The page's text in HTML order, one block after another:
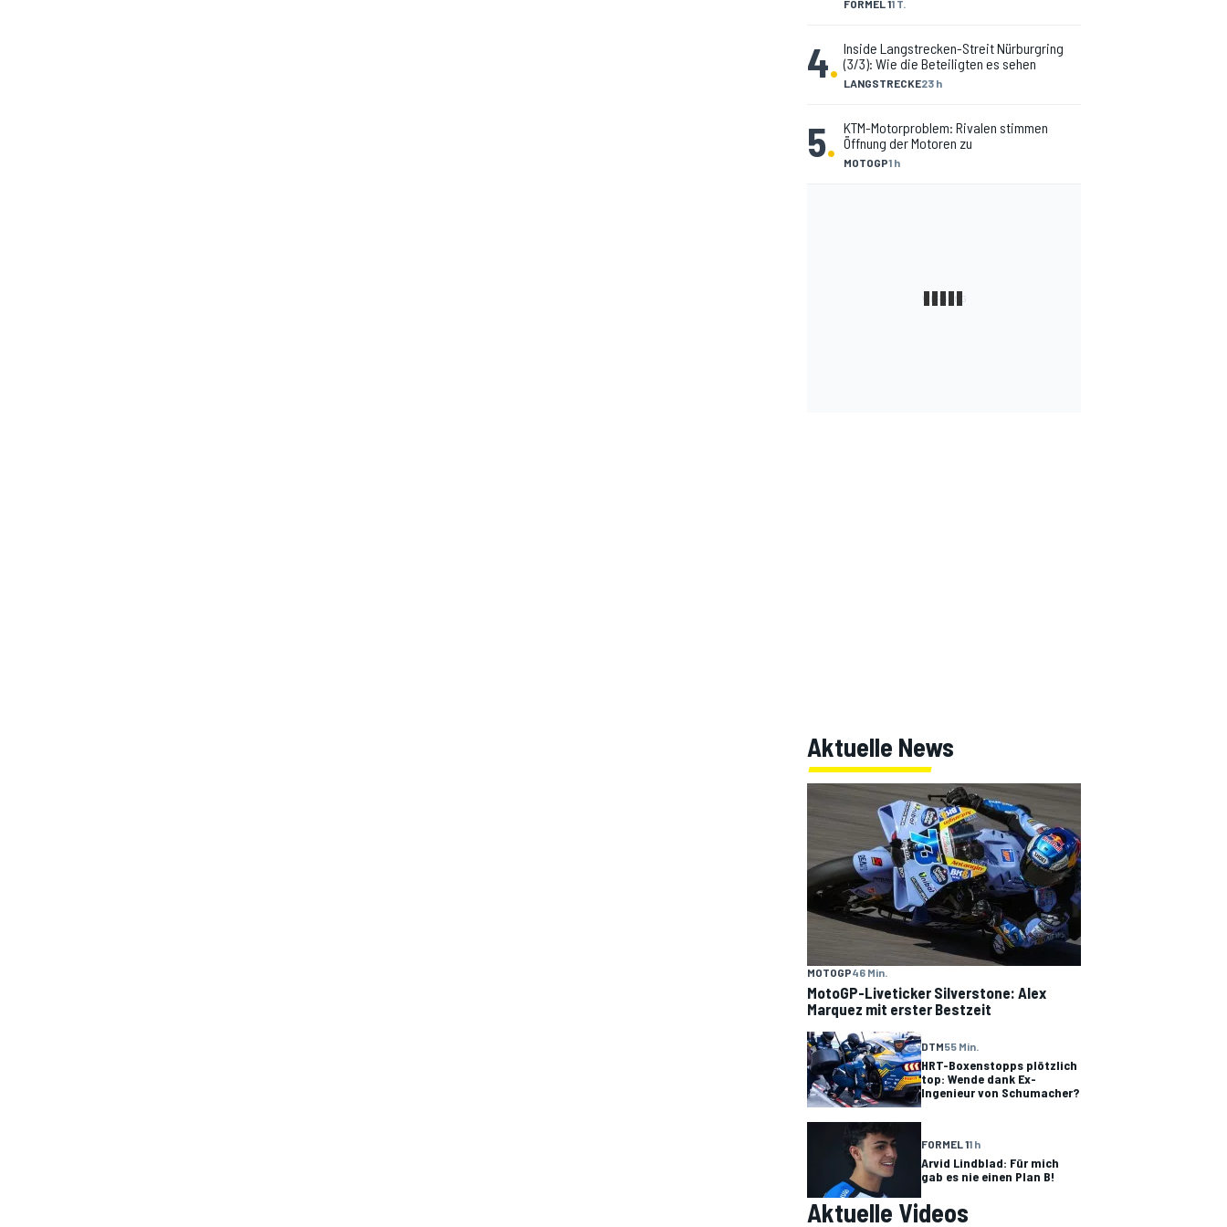
FORMEL 11 T.
4. LANGSTRECKE23 h
Inside Langstrecken-Streit Nürburgring
(3/3): Wie die Beteiligten es sehen
5. MOTOGP1 h
KTM-Motorproblem: Rivalen stimmen
Öffnung der Motoren zu
Aktuelle News
MOTOGP46 Min.
MotoGP-Liveticker Silverstone: Alex
Marquez mit erster Bestzeit
DTM55 Min.
HRT-Boxenstopps plötzlich
top: Wende dank Ex-
Ingenieur von Schumacher?
FORMEL 11 h
Arvid Lindblad: Für mich
gab es nie einen Plan B!
Aktuelle Videos